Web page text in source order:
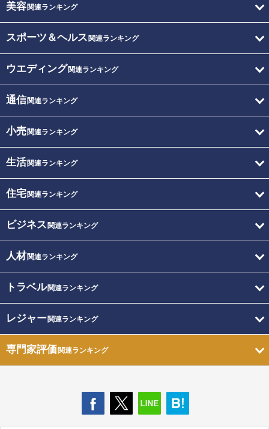
美容関連ランキング
スポーツ＆ヘルス 関連ランキング
ウエディング関連ランキング
通信関連ランキング
小売関連ランキング
生活関連ランキング
住宅関連ランキング
ビジネス 関連ランキング
人材関連ランキング
トラベル関連ランキング
レジャー関連ランキング
専門家評価関連ランキング